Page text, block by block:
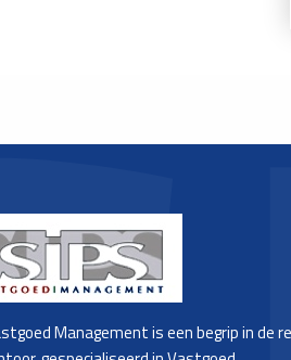
Management is een begrip in de